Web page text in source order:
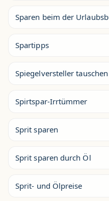
Sparen beim der
Spartipps
Spiegelversteller tauschen
Spirtspar-Irrtümmer
Sprit sparen
Sprit sparen durch Öl
Sprit- und Ölpreise